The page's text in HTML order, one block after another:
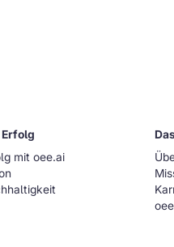
Erfolg
mit oee.ai